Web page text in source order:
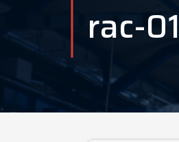
rac-01